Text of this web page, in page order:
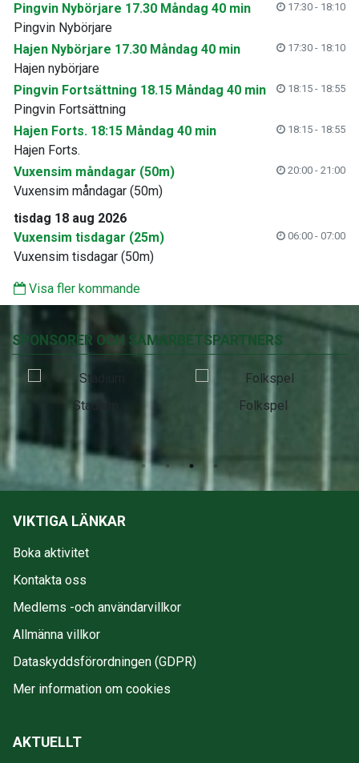
Pingvin Nybörjare 17.30 Måndag 40 min
17:30 - 18:10
Pingvin Nybörjare
Hajen Nybörjare 17.30 Måndag 40 min
17:30 - 18:10
Hajen nybörjare
Pingvin Fortsättning 18.15 Måndag 40 min
18:15 - 18:55
Pingvin Fortsättning
Hajen Forts. 18:15 Måndag 40 min
18:15 - 18:55
Hajen Forts.
Vuxensim måndagar (50m)
20:00 - 21:00
Vuxensim måndagar (50m)
tisdag 18 aug 2026
Vuxensim tisdagar (25m)
06:00 - 07:00
Vuxensim tisdagar (50m)
Visa fler kommande
SPONSORER OCH SAMARBETSPARTNERS
Stadium Folkspel
VIKTIGA LÄNKAR
Boka aktivitet
Kontakta oss
Medlems -och användarvillkor
Allmänna villkor
Dataskyddsförordningen (GDPR)
Mer information om cookies
AKTUELLT